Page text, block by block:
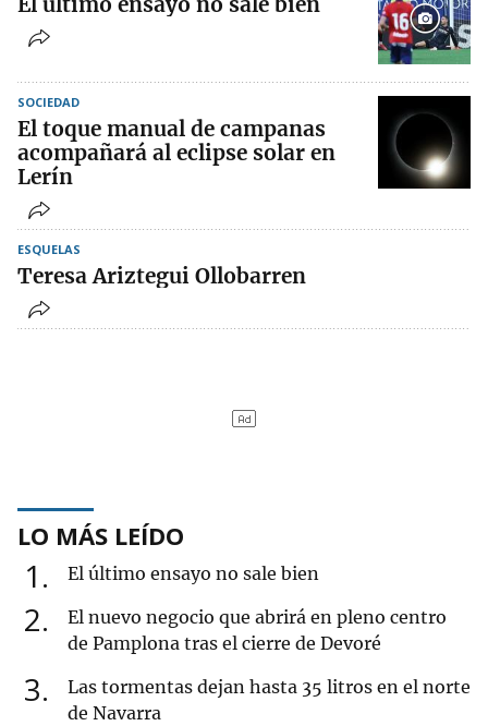
SOCIEDAD
El toque manual de campanas
acompañará al eclipse solar en
Lerín
ESQUELAS
Teresa Ariztegui Ollobarren
LO MÁS LEÍDO
1 El último ensayo no sale bien
2
El nuevo negocio que abrirá en pleno centro
de Pamplona tras el cierre de Devoré
3
Las tormentas dejan hasta 35 litros en el norte
de Navarra